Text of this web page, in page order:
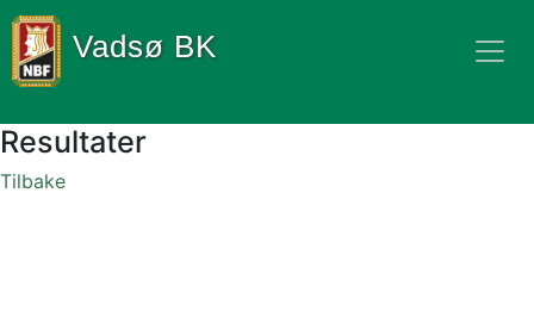
Vadsø BK
Resultater
Tilbake